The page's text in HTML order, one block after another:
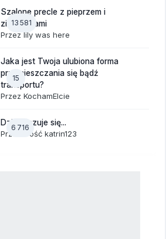
13 581
Szalone precle z pieprzem i
ziemniakami
Przez lily was here
15
Jaka jest Twoja ulubiona forma
przemieszczania się bądź
transportu?
Przez KochamElcie
6 716
Dzisiaj czuje się...
Przez Gość katrin123